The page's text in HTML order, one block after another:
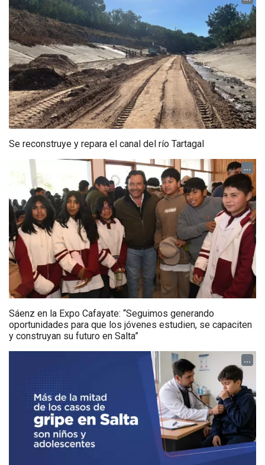
Se reconstruye y repara el canal del río Tartagal
...
Sáenz en la Expo Cafayate: “Seguimos generando
oportunidades para que los jóvenes estudien, se capaciten
y construyan su futuro en Salta”
...